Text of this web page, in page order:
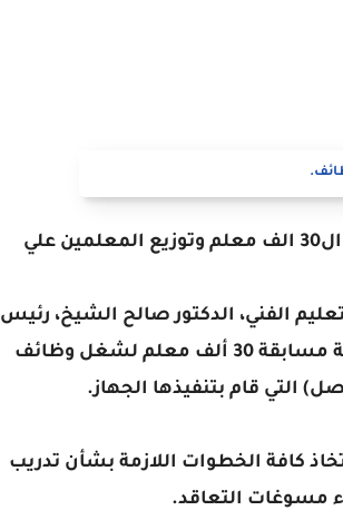
الإعلان عن بدء استلام كشوف الناجحين بمسابقة ال30 الف معلم وتوزيع المعلمين علي
الفني، الدكتور صالح الشيخ، رئيس
الجهاز المركزي للتنظيم والإدارة، وذلك لتسلم نتيجة مسابقة 30 ألف معلم لشغل وظائف
قام بتنفيذها الجهاز.
كافة الخطوات اللازمة بشأن تدريب
مسوغات التعاقد.